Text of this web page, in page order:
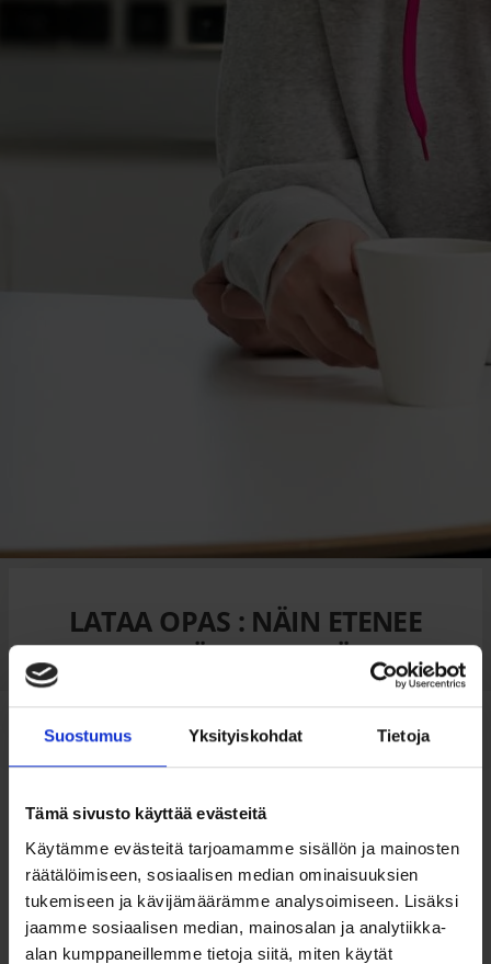
Suostumus Yksityiskohdat Tietoja
Tämä sivusto käyttää evästeitä
Käytämme evästeitä tarjoamamme sisällön ja mainosten
räätälöimiseen, sosiaalisen median ominaisuuksien
tukemiseen ja kävijämäärämme analysoimiseen. Lisäksi
jaamme sosiaalisen median, mainosalan ja analytiikka-
alan kumppaneillemme tietoja siitä, miten käytät
LATAA OPAS : NÄIN ETENEE
PILVIJÄRJESTELMÄN
OLET TÄÄLLÄ: Etusivu / Lataa opas : Näin etenee
pilvijärjestelmän käyttöönotto!
Edellisessä Attidonpilvioppaassakävimme läpi,
miten pilvisiirtymään kannattaa valmistautua.
Kävimme läpi tarpeiden kartoittamisen niin